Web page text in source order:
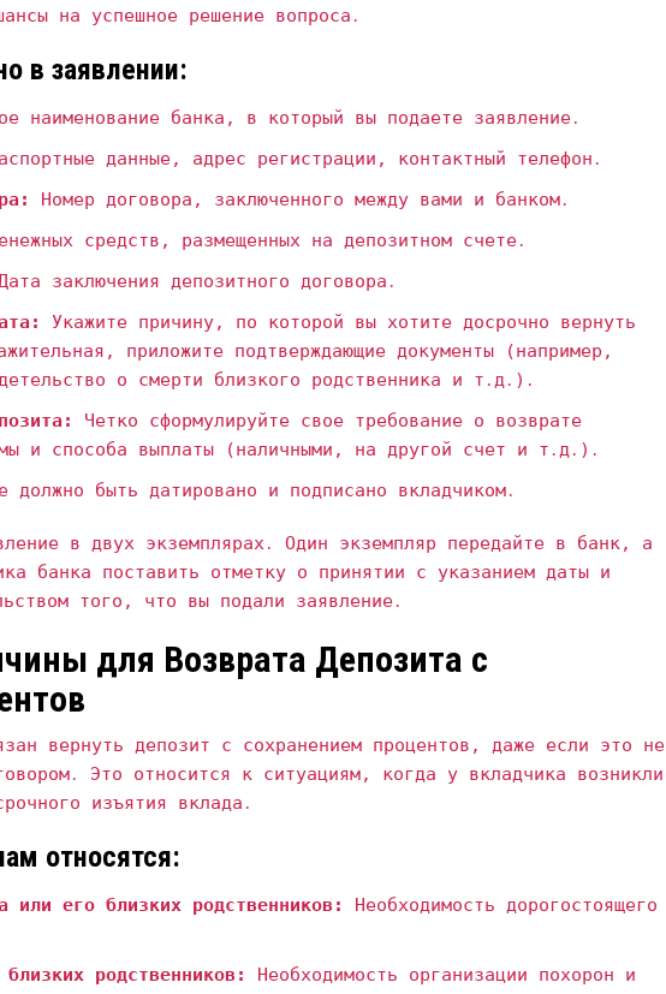
на успешное решение вопроса․
в заявлении:
наименование банка‚ в который вы подаете заявление․
данные‚ адрес регистрации‚ контактный телефон․
Номер договора‚ заключенного между вами и банком․
средств‚ размещенных на депозитном счете․
заключения депозитного договора․
Укажите причину‚ по которой вы хотите досрочно вернуть
приложите подтверждающие документы (например‚
о смерти близкого родственника и т․д․)․
Четко сформулируйте свое требование о возврате
и способа выплаты (наличными‚ на другой счет и т․д․)․
должно быть датировано и подписано вкладчиком․
в двух экземплярах․ Один экземпляр передайте в банк‚ а
банка поставить отметку о принятии с указанием даты и
того‚ что вы подали заявление․
для Возврата Депозита с
вернуть депозит с сохранением процентов‚ даже если это не
Это относится к ситуациям‚ когда у вкладчика возникли
изъятия вклада․
относятся:
или его близких родственников:
Необходимость дорогостоящего
родственников:
Необходимость организации похорон и